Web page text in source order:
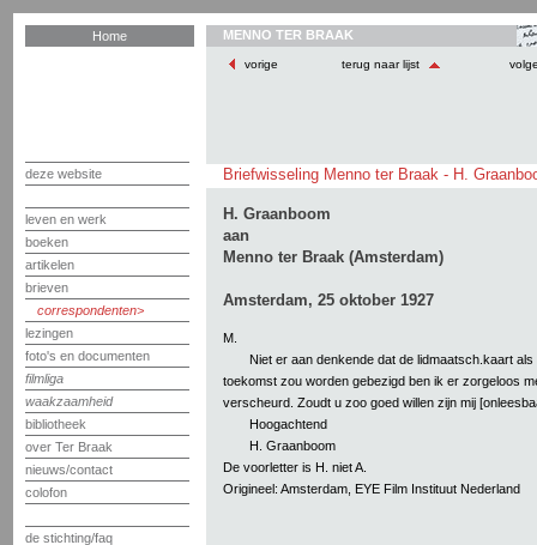
Home
deze website
leven en werk
boeken
artikelen
brieven
correspondenten
lezingen
foto's en documenten
filmliga
waakzaamheid
bibliotheek
over Ter Braak
nieuws/contact
colofon
de stichting/faq
MENNO TER BRAAK
vorige terug naar lijst
Briefwisseling Menno ter Braak - H.
H. Graanboom
aan
Menno ter Braak (Amsterdam)
Amsterdam, 25 oktober 1927
M.
Niet er aan denkende dat de lidmaatsch.kaart
toekomst zou worden gebezigd ben ik er zorgeloos
verscheurd. Zoudt u zoo goed willen zijn mij
Hoogachtend
H. Graanboom
De voorletter is H. niet A.
Origineel: Amsterdam, EYE Film Instituut Nederland